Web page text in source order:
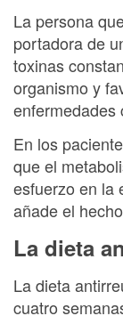
La persona
portadora de
toxinas
organismo y
enfermedades
En los
que el
esfuerzo en la
añade el
La dieta
La dieta
cuatro